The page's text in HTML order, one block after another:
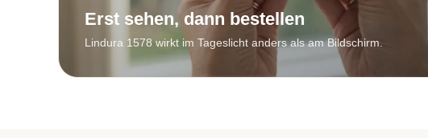
Erst sehen, dann bestellen
Lindura 1578 wirkt im Tageslicht anders als am Bildschirm.